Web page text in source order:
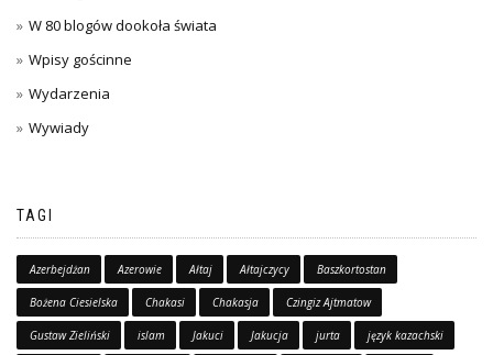
W 80 blogów dookoła świata
Wpisy gościnne
Wydarzenia
Wywiady
TAGI
Azerbejdżan Azerowie Ałtaj Ałtajczycy Baszkortostan
Bożena Ciesielska Chakasi Chakasja Czingiz Ajtmatow
Gustaw Zieliński islam Jakuci Jakucja jurta język kazachski